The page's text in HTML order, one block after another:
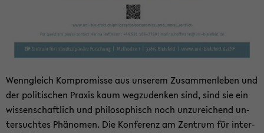
Wenn­gleich Kom­pro­mis­se aus un­se­rem Zu­sam­men­le­ben und
der po­li­ti­schen Pra­xis kaum weg­zu­den­ken sind, sind sie ein
wis­sen­schaft­lich und phi­lo­so­phisch noch un­zu­rei­chend un­
ter­such­tes Phä­no­men. Die Kon­fe­renz am Zen­trum für in­ter­